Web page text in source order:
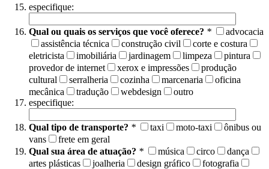
especifique:
Qual ou quais os serviços que você oferece? *
advocacia
assistência técnica
construção civil
corte e costura
eletricista
imobiliária jardinagem limpeza
pintura
provedor de internet
xerox e impressões
produção
cultural
serralheria cozinha marcenaria
oficina
mecânica
tradução webdesign
outro
especifique:
Qual tipo de transporte? * taxi moto-taxi
ônibus ou
vans
frete em geral
Qual sua área de atuação? * música circo
dança
artes plásticas
joalheria design gráfico
fotografia